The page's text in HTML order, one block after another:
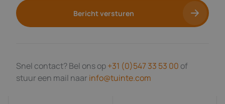
Bericht versturen
Snel contact? Bel ons op+31 (0)547 33 53 00 of
stuur een mail naar info@tuinte.com